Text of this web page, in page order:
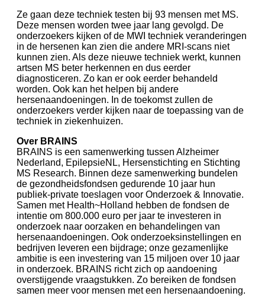
Ze gaan deze techniek testen bij 93 mensen met MS.
Deze mensen worden twee jaar lang gevolgd. De
onderzoekers kijken of de MWI techniek veranderingen
in de hersenen kan zien die andere MRI-scans niet
kunnen zien. Als deze nieuwe techniek werkt, kunnen
artsen MS beter herkennen en dus eerder
diagnosticeren. Zo kan er ook eerder behandeld
worden. Ook kan het helpen bij andere
hersenaandoeningen. In de toekomst zullen de
onderzoekers verder kijken naar de toepassing van de
techniek in ziekenhuizen.
Over BRAINS
BRAINS is een samenwerking tussen Alzheimer
Nederland, EpilepsieNL, Hersenstichting en Stichting
MS Research. Binnen deze samenwerking bundelen
de gezondheidsfondsen gedurende 10 jaar hun
publiek-private toeslagen voor Onderzoek & Innovatie.
Samen met Health~Holland hebben de fondsen de
intentie om 800.000 euro per jaar te investeren in
onderzoek naar oorzaken en behandelingen van
hersenaandoeningen. Ook onderzoeksinstellingen en
bedrijven leveren een bijdrage; onze gezamenlijke
ambitie is een investering van 15 miljoen over 10 jaar
in onderzoek. BRAINS richt zich op aandoening
overstijgende vraagstukken. Zo bereiken de fondsen
samen meer voor mensen met een hersenaandoening.